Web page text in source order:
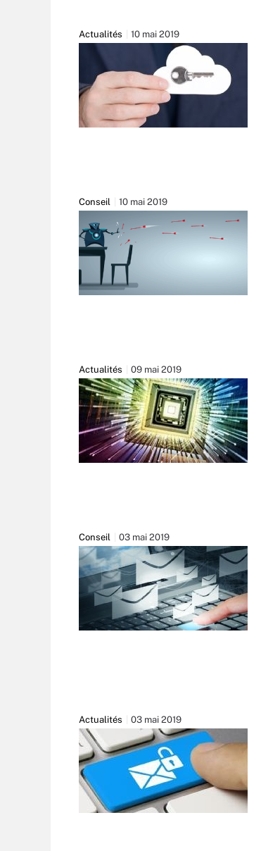
Actualités 10 mai 2019
Conseil 10 mai 2019
Actualités 09 mai 2019
Conseil 03 mai 2019
Actualités 03 mai 2019